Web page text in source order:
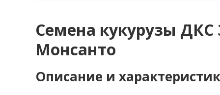
Семена кукурузы ДКС
Монсанто
Описание и